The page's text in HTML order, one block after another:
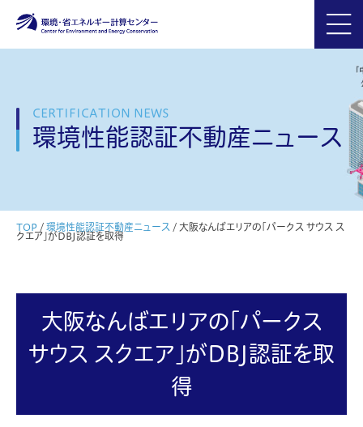
CERTIFICATION NEWS
環境性能認証不動産ニュース
TOP / 環境性能認証不動産ニュース / 大阪なんばエリアの「パークス サウス ス
クエア」がDBJ認証を取得
大阪なんばエリアの「パークス
サウス スクエア」がDBJ認証を取
得